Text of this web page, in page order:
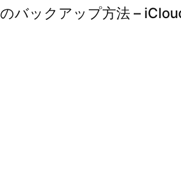
バックアップ方法 –